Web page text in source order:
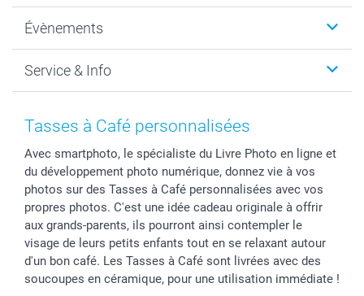
MyNameBook
Développement photo & Tirage photo
Cadres photo & accessoires déco
Calendrier photos & Agendas photo
Stickers & Etiquettes
Chèque Cadeau
Durabilité
Gestion des cookies
Mentions Légales
Affiliation
Investor Relations
B2B smartbusiness
Droit de rétractation
Évènements
Nouvel An
Fête des Mères
Confirmation ou communion
Mariage
Fête d'anniversaire
Collection naissance
Tous les évènements
Service & Info
Tarifs et frais de livraison
Livraison en 48 heures
Modes de Paiement
Identifiez-vous
Plan du site
Statut de ma commande
smarfriends
smartgarantie
Tasses à Café personnalisées
Avec smartphoto, le spécialiste du Livre Photo en ligne et
du développement photo numérique, donnez vie à vos
photos sur des Tasses à Café personnalisées avec vos
propres photos. C'est une idée cadeau originale à offrir
aux grands-parents, ils pourront ainsi contempler le
visage de leurs petits enfants tout en se relaxant autour
d'un bon café. Les Tasses à Café sont livrées avec des
soucoupes en céramique, pour une utilisation immédiate !